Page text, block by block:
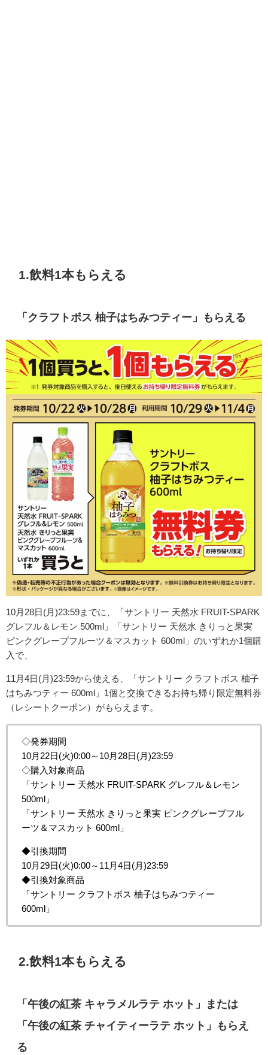
1.飲料1本もらえる
「クラフトボス 柚子はちみつティー」もらえる
10月28日(月)23:59までに、「サントリー 天然水 FRUIT-SPARK
グレフル＆レモン 500ml」「サントリー 天然水 きりっと果実
ピンクグレープフルーツ＆マスカット 600ml」のいずれか1個購
入で、
11月4日(月)23:59から使える、「サントリー クラフトボス 柚子
はちみつティー 600ml」 1個と交換できる お持ち帰り限定無料券
（レシートクーポン）がもらえます。
◇発券期間
10月22日(火)0:00～10月28日(月)23:59
◇購入対象商品
「サントリー 天然水 FRUIT-SPARK グレフル＆レモン
500ml」
「サントリー 天然水 きりっと果実 ピンクグレープフル
ーツ＆マスカット 600ml」
◆引換期間
10月29日(火)0:00～11月4日(月)23:59
◆引換対象商品
「サントリー クラフトボス 柚子はちみつティー
600ml」
2.飲料1本もらえる
「午後の紅茶 キャラメルラテ ホット」または
「午後の紅茶 チャイティーラテ ホット」もらえ
る